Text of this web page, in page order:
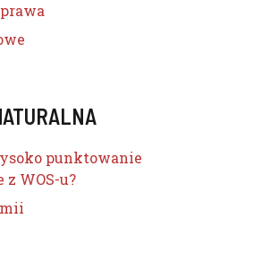
punktowanie
WOS-u?